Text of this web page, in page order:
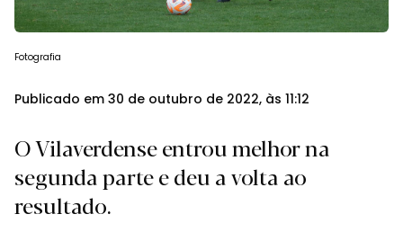
Fotografia
Publicado em 30 de outubro de 2022, às 11:12
O Vilaverdense entrou melhor na
segunda parte e deu a volta ao
resultado.